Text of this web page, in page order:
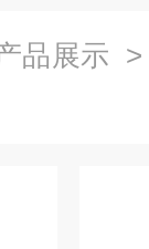
品展示